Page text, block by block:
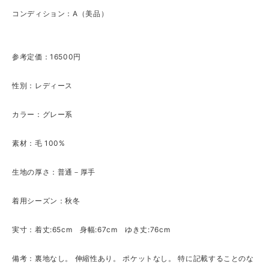
コンディション：A（美品）
参考定価：16500円
性別：レディース
カラー：グレー系
素材：毛 100%
生地の厚さ：普通－厚手
着用シーズン：秋冬
実寸：着丈:65cm 身幅:67cm ゆき丈:76cm
備考：裏地なし。 伸縮性あり。 ポケットなし。 特に記載することのな